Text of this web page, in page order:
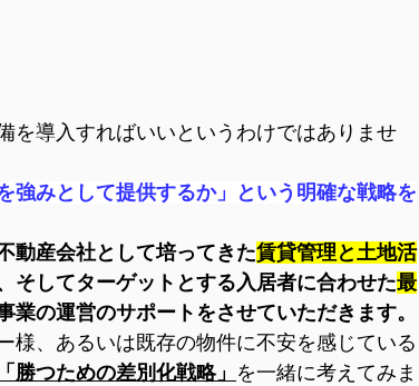
を導入すればいいというわけではありませ
強みとして提供するか」という明確な戦略を
動産会社として培ってきた賃貸管理と土地活
そしてターゲットとする入居者に合わせた最
業の運営のサポートをさせていただきます。
様、あるいは既存の物件に不安を感じている
勝つための差別化戦略」
を一緒に考えてみま